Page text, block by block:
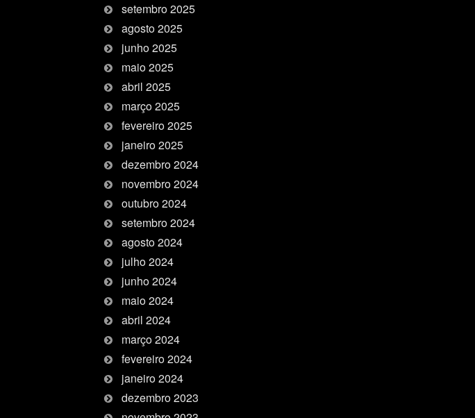
setembro 2025
agosto 2025
junho 2025
maio 2025
abril 2025
março 2025
fevereiro 2025
janeiro 2025
dezembro 2024
novembro 2024
outubro 2024
setembro 2024
agosto 2024
julho 2024
junho 2024
maio 2024
abril 2024
março 2024
fevereiro 2024
janeiro 2024
dezembro 2023